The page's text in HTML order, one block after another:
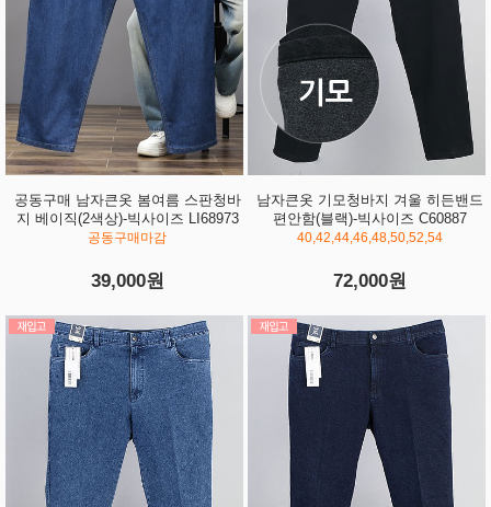
공동구매 남자큰옷 봄여름 스판청바
지 베이직(2색상)-빅사이즈 LI68973
공동구매마감
39,000원
남자큰옷 기모청바지 겨울 히든밴드
편안함(블랙)-빅사이즈 C60887
40,42,44,46,48,50,52,54
72,000원